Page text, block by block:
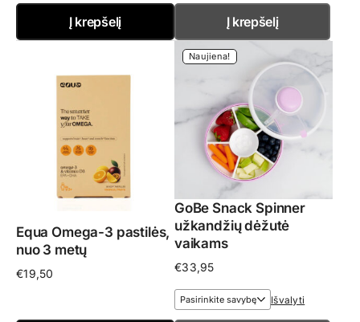
Į krepšelį Į krepšelį
Equa Omega-3 pastilės,
nuo 3 metų
€19,50
Naujiena!
GoBe Snack Spinner
užkandžių dėžutė
vaikams
€33,95
Išvalyti